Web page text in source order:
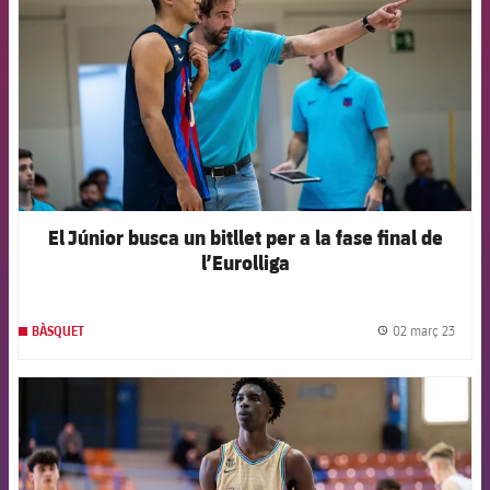
El Júnior busca un bitllet per a la fase final de
l’Eurolliga
BÀSQUET 02 març 23
FCB Barcelona badge